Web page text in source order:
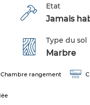
Etat
Jamais
Type du sol
Marbre
Chambre rangement